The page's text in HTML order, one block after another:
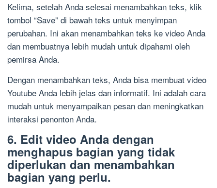
Kelima, setelah Anda selesai menambahkan teks, klik
tombol “Save” di bawah teks untuk menyimpan
perubahan. Ini akan menambahkan teks ke video Anda
dan membuatnya lebih mudah untuk dipahami oleh
pemirsa Anda.
Dengan menambahkan teks, Anda bisa membuat video
Youtube Anda lebih jelas dan informatif. Ini adalah cara
mudah untuk menyampaikan pesan dan meningkatkan
interaksi penonton Anda.
6. Edit video Anda dengan
menghapus bagian yang tidak
diperlukan dan menambahkan
bagian yang perlu.